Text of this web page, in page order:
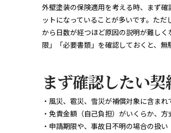
外壁塗装の保険適用を考える時、まず
ットになっていることが多いです。た
から日数が経つほど原因の説明が難し
限」「必要書類」を確認しておくと、
まず確認したい
・風災、雹災、雪災が補償対象に含まれ
・免責金額（自己負担）がいくらか、方
・申請期限や、事故日不明の場合の扱い